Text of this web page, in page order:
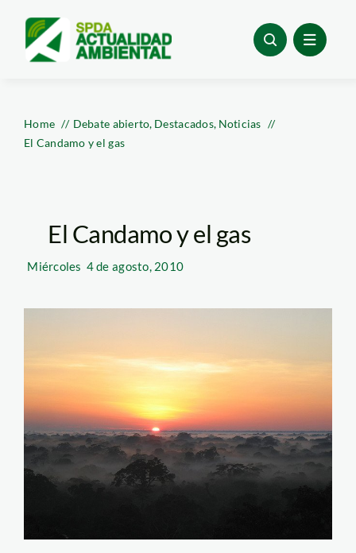
content
Home Debate abierto Destacados Noticias
El Candamo y el gas
El Candamo y el gas
Miércoles 4 de agosto, 2010